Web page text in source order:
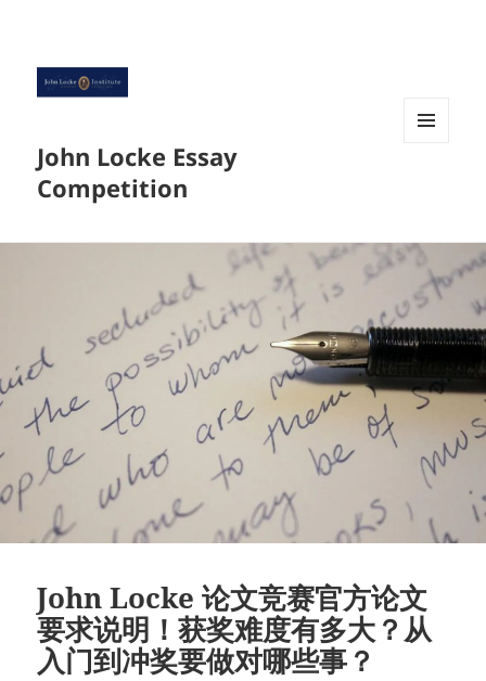
John Locke Essay
Competition
John Locke 论文竞赛官方论文
要求说明！获奖难度有多大？从
入门到冲奖要做对哪些事？